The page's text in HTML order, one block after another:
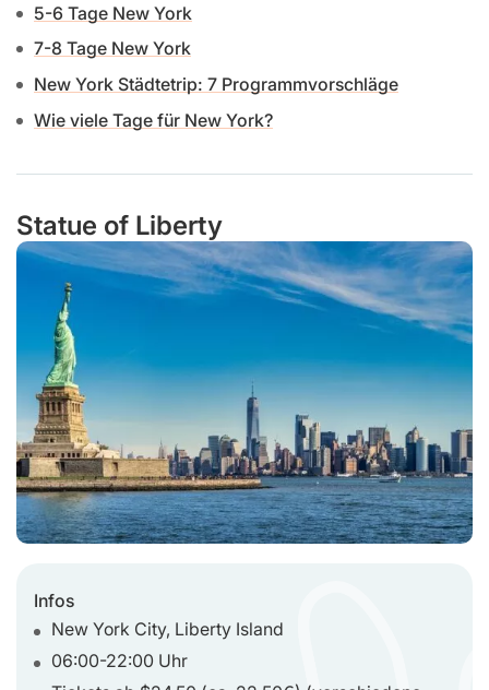
5-6 Tage New York
7-8 Tage New York
New York Städtetrip: 7 Programmvorschläge
Wie viele Tage für New York?
Statue of Liberty
Infos
New York City, Liberty Island
06:00-22:00 Uhr